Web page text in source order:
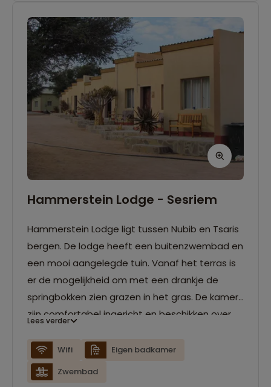
Hammerstein Lodge - Sesriem
Hammerstein Lodge ligt tussen Nubib en Tsaris
bergen. De lodge heeft een buitenzwembad en
een mooi aangelegde tuin. Vanaf het terras is
er de mogelijkheid om met een drankje de
springbokken zien grazen in het gras. De kamers
zijn comfortabel ingericht en beschikken over
Lees verder
Wifi
Eigen badkamer
Zwembad